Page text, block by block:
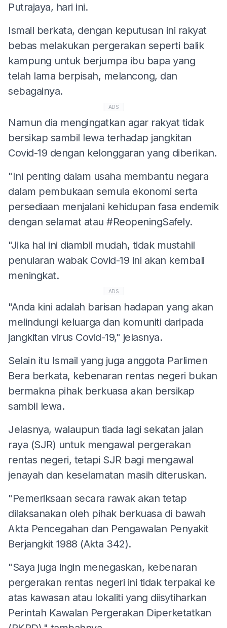
Putrajaya, hari ini.
Ismail berkata, dengan keputusan ini rakyat
bebas melakukan pergerakan seperti balik
kampung untuk berjumpa ibu bapa yang
telah lama berpisah, melancong, dan
sebagainya.
ADS
Namun dia mengingatkan agar rakyat tidak
bersikap sambil lewa terhadap jangkitan
Covid-19 dengan kelonggaran yang diberikan.
"Ini penting dalam usaha membantu negara
dalam pembukaan semula ekonomi serta
persediaan menjalani kehidupan fasa endemik
dengan selamat atau #ReopeningSafely.
"Jika hal ini diambil mudah, tidak mustahil
penularan wabak Covid-19 ini akan kembali
meningkat.
ADS
"Anda kini adalah barisan hadapan yang akan
melindungi keluarga dan komuniti daripada
jangkitan virus Covid-19," jelasnya.
Selain itu Ismail yang juga anggota Parlimen
Bera berkata, kebenaran rentas negeri bukan
bermakna pihak berkuasa akan bersikap
sambil lewa.
Jelasnya, walaupun tiada lagi sekatan jalan
raya (SJR) untuk mengawal pergerakan
rentas negeri, tetapi SJR bagi mengawal
jenayah dan keselamatan masih diteruskan.
"Pemeriksaan secara rawak akan tetap
dilaksanakan oleh pihak berkuasa di bawah
Akta Pencegahan dan Pengawalan Penyakit
Berjangkit 1988 (Akta 342).
"Saya juga ingin menegaskan, kebenaran
pergerakan rentas negeri ini tidak terpakai ke
atas kawasan atau lokaliti yang diisytiharkan
Perintah Kawalan Pergerakan Diperketatkan